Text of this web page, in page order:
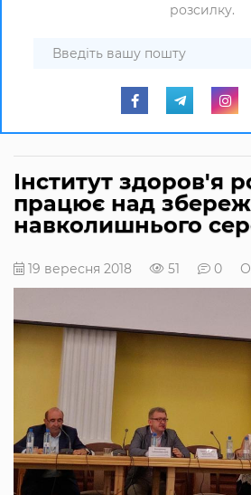
розсилку.
Інститут здоров'я
працює над
навколишнього
19 вересня 2018 51 0